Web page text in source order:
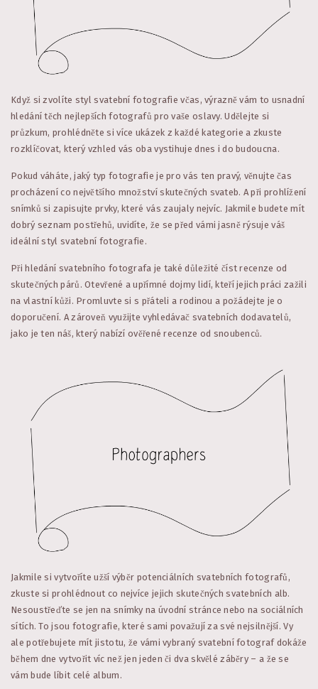
Když si zvolíte styl svatební fotografie včas, výrazně vám to usnadní
hledání těch nejlepších fotografů pro vaše oslavy. Udělejte si
průzkum, prohlédněte si více ukázek z každé kategorie a zkuste
rozklíčovat, který vzhled vás oba vystihuje dnes i do budoucna.
Pokud váháte, jaký typ fotografie je pro vás ten pravý, věnujte čas
procházení co největšího množství skutečných svateb. A při prohlížení
snímků si zapisujte prvky, které vás zaujaly nejvíc. Jakmile budete mít
dobrý seznam postřehů, uvidíte, že se před vámi jasně rýsuje váš
ideální styl svatební fotografie.
Při hledání svatebního fotografa je také důležité číst recenze od
skutečných párů. Otevřené a upřímné dojmy lidí, kteří jejich práci zažili
na vlastní kůži. Promluvte si s přáteli a rodinou a požádejte je o
doporučení. A zároveň využijte vyhledávač svatebních dodavatelů,
jako je ten náš, který nabízí ověřené recenze od snoubenců.
Jakmile si vytvoříte užší výběr potenciálních svatebních fotografů,
zkuste si prohlédnout co nejvíce jejich skutečných svatebních alb.
Nesoustřeďte se jen na snímky na úvodní stránce nebo na sociálních
sítích. To jsou fotografie, které sami považují za své nejsilnější. Vy
ale potřebujete mít jistotu, že vámi vybraný svatební fotograf dokáže
během dne vytvořit víc než jen jeden či dva skvělé záběry – a že se
vám bude líbit celé album.